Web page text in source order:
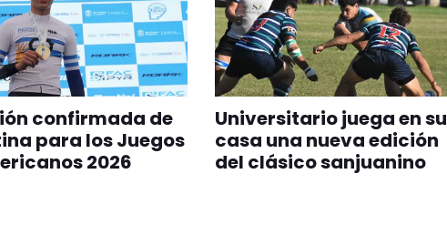
confirmada de
para los Juegos
2026
Universitario juega en su
casa una nueva edición
del clásico sanjuanino